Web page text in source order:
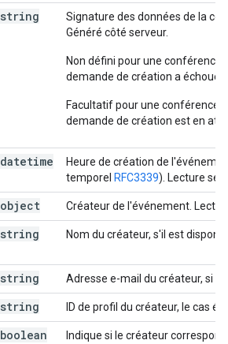
string
Signature des données de la
Généré côté serveur.
Non défini pour une conférence
demande de création a échoué.
Facultatif pour une conférence
demande de création est en
datetime
Heure de création de
temporel RFC3339). Lecture
object Créateur de l'événement.
string Nom du créateur, s'il est
string Adresse e-mail du créateur, si
string ID de profil du créateur, le cas
boolean
Indique si le créateur